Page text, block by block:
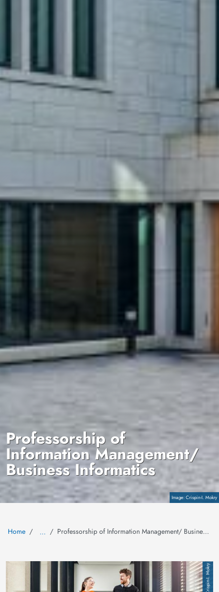
CopyrightCrispin-I. Mokry
Professorship of
Information Management/
Business Informatics
Home … Professorship of Information Management/ Business Informatics
Crispin-I. Mokry